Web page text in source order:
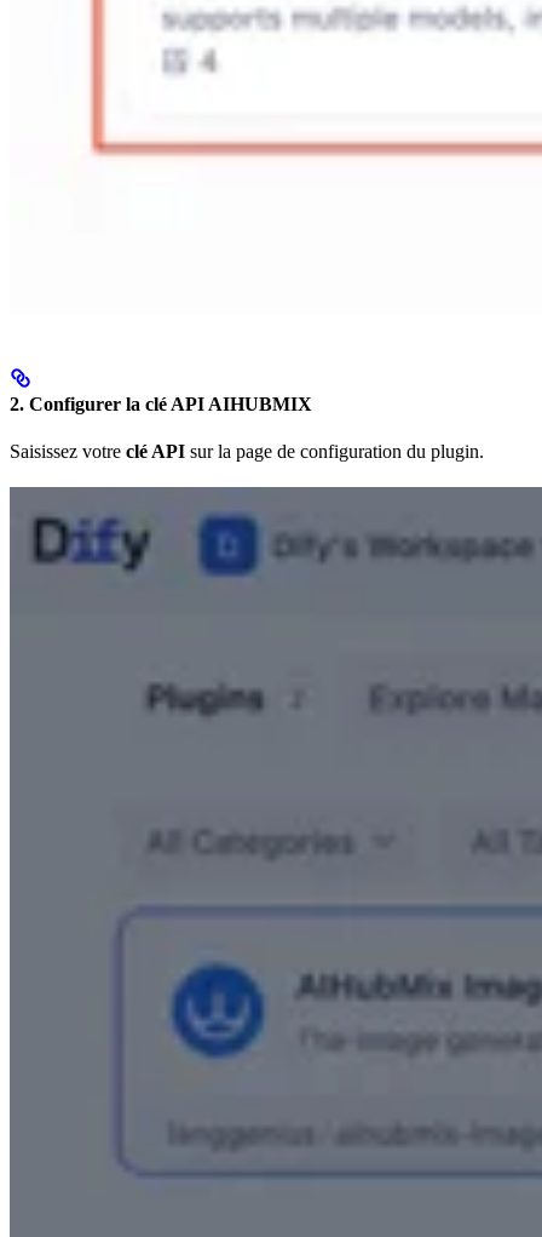
2. Configurer la clé API AIHUBMIX
Saisissez votre clé API sur la page de configuration du plugin.